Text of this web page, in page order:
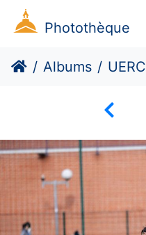
Photothèque
Albums UERC